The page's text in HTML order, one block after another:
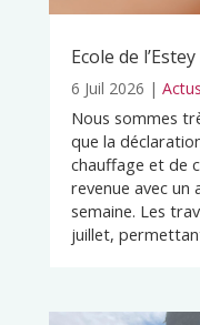
Ecole de
6 Juil 2026 |
Nous sommes
que la
chauffage et de
revenue avec un
semaine. Les
juillet,